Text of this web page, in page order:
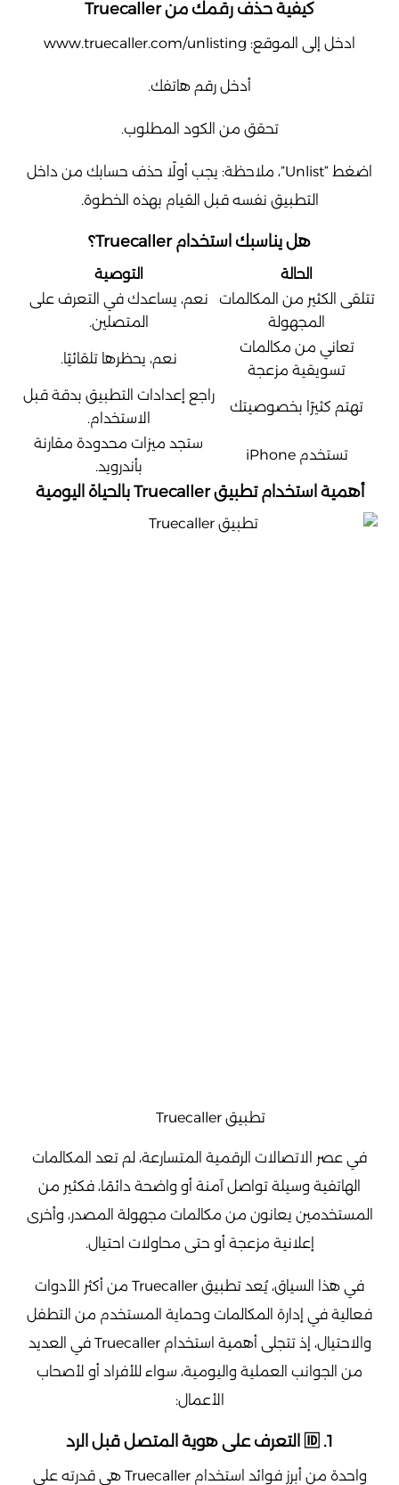
كيفية حذف رقمك من Truecaller
ادخل إلى الموقع: www.truecaller.com/unlisting
أدخل رقم هاتفك.
تحقق من الكود المطلوب.
اضغط “Unlist”، ملاحظة: يجب أولًا حذف حسابك من داخل
التطبيق نفسه قبل القيام بهذه الخطوة.
هل يناسبك استخدام Truecaller؟
الحالة
التوصية
تتلقى الكثير من المكالمات
المجهولة
نعم، يساعدك في التعرف على
المتصلين.
تعاني من مكالمات
تسويقية مزعجة
نعم، يحظرها تلقائيًا.
تهتم كثيرًا بخصوصيتك
راجع إعدادات التطبيق بدقة قبل
الاستخدام.
تستخدم iPhone
ستجد ميزات محدودة مقارنة
بأندرويد.
أهمية استخدام تطبيق Truecaller بالحياة اليومية
تطبيق Truecaller
في عصر الاتصالات الرقمية المتسارعة، لم تعد المكالمات
الهاتفية وسيلة تواصل آمنة أو واضحة دائمًا، فكثير من
المستخدمين يعانون من مكالمات مجهولة المصدر، وأخرى
إعلانية مزعجة أو حتى محاولات احتيال.
في هذا السياق، يُعد تطبيق Truecaller من أكثر الأدوات
فعالية في إدارة المكالمات وحماية المستخدم من التطفل
والاحتيال، إذ تتجلى أهمية استخدام Truecaller في العديد
من الجوانب العملية واليومية، سواء للأفراد أو لأصحاب
الأعمال:
1. 🆔 التعرف على هوية المتصل قبل الرد
واحدة من أبرز فوائد استخدام Truecaller هي قدرته على